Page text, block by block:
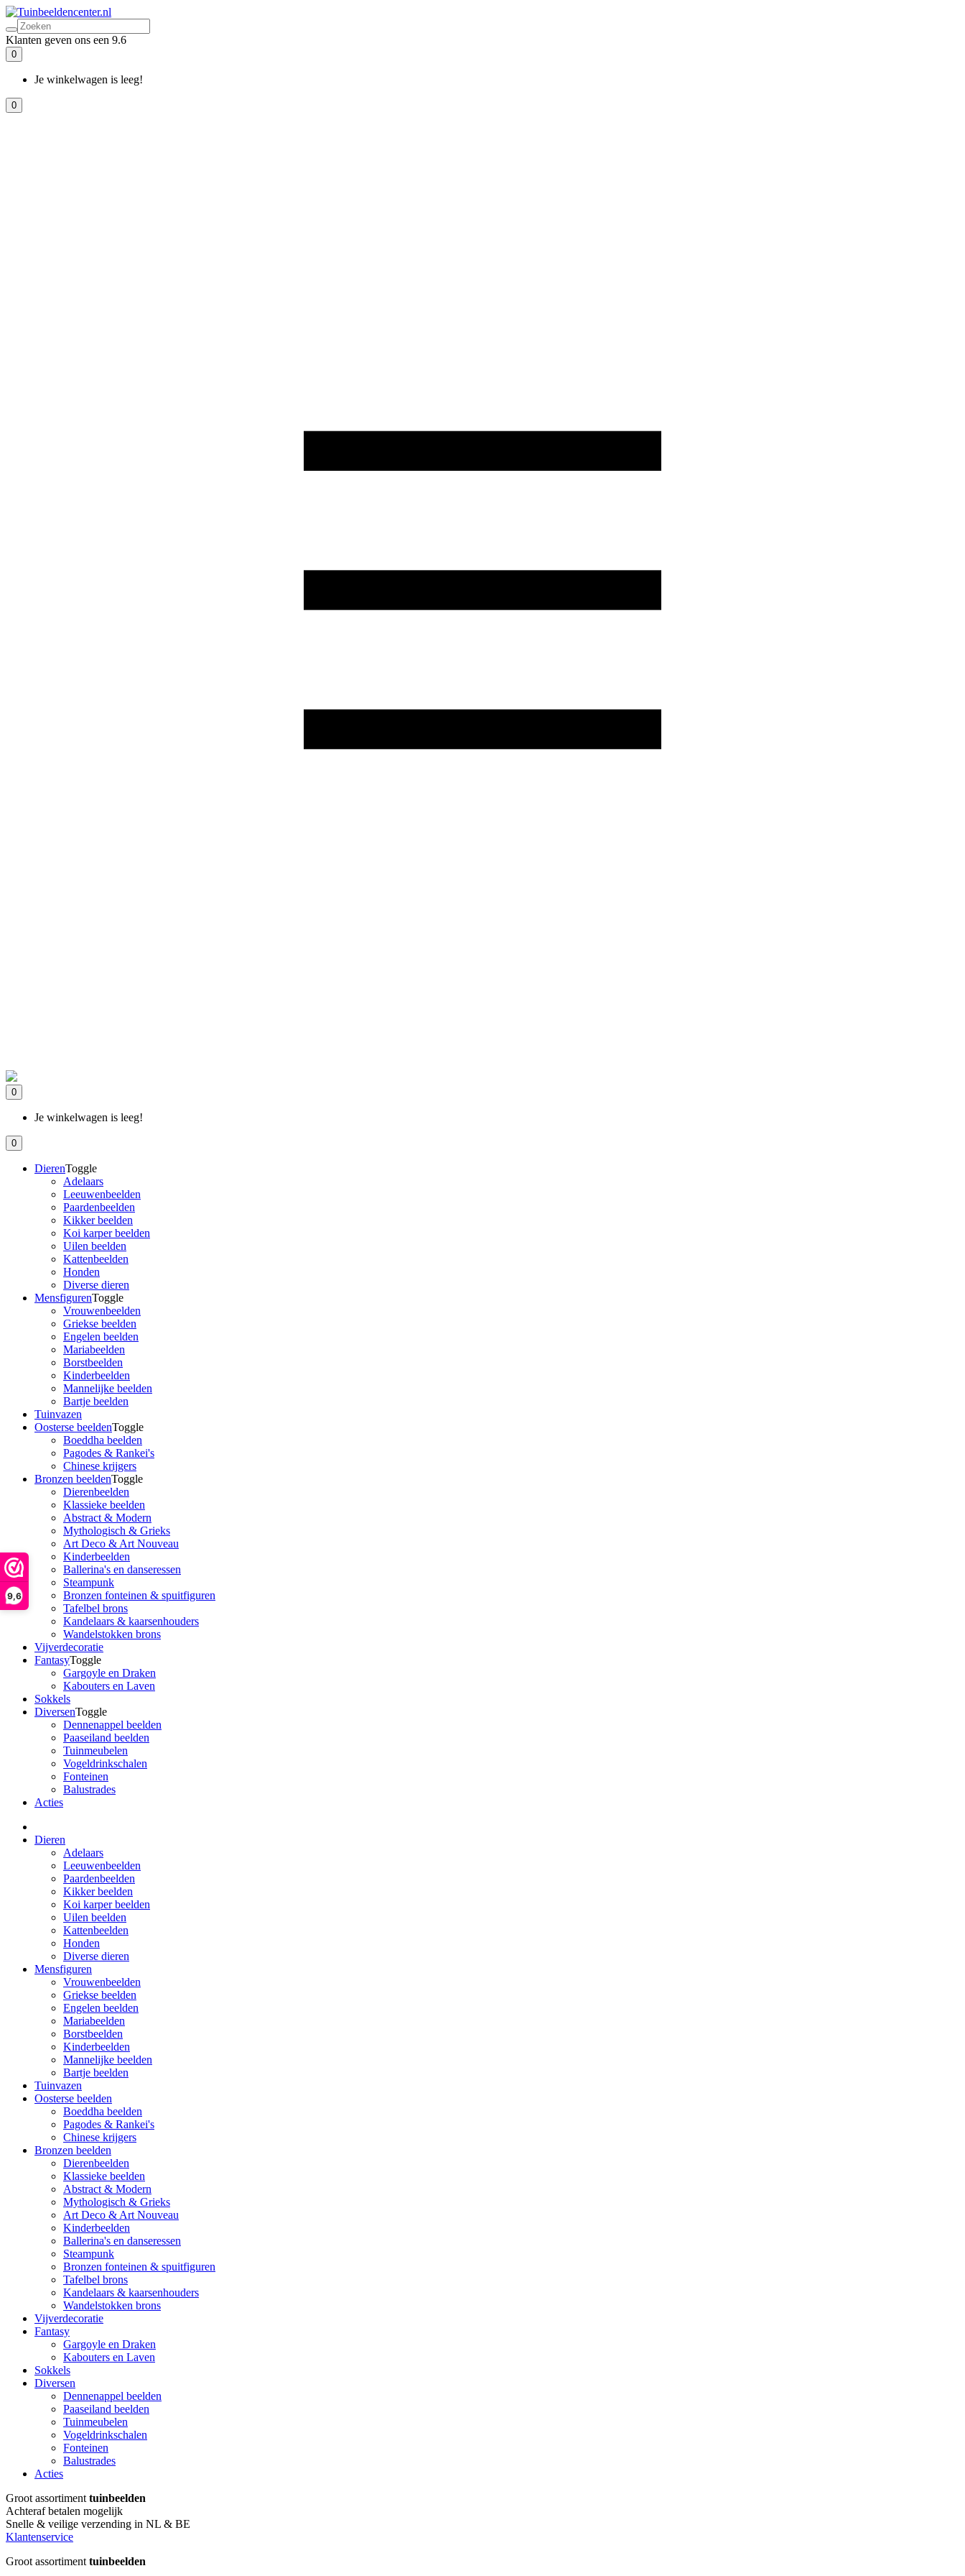
9,6
Klanten geven ons een 9.6
0
Je winkelwagen is leeg!
0
0
Je winkelwagen is leeg!
0
DierenToggle
Adelaars
Leeuwenbeelden
Paardenbeelden
Kikker beelden
Koi karper beelden
Uilen beelden
Kattenbeelden
Honden
Diverse dieren
MensfigurenToggle
Vrouwenbeelden
Griekse beelden
Engelen beelden
Mariabeelden
Borstbeelden
Kinderbeelden
Mannelijke beelden
Bartje beelden
Tuinvazen
Oosterse beeldenToggle
Boeddha beelden
Pagodes & Rankei's
Chinese krijgers
Bronzen beeldenToggle
Dierenbeelden
Klassieke beelden
Abstract & Modern
Mythologisch & Grieks
Art Deco & Art Nouveau
Kinderbeelden
Ballerina's en danseressen
Steampunk
Bronzen fonteinen & spuitfiguren
Tafelbel brons
Kandelaars & kaarsenhouders
Wandelstokken brons
Vijverdecoratie
FantasyToggle
Gargoyle en Draken
Kabouters en Laven
Sokkels
DiversenToggle
Dennenappel beelden
Paaseiland beelden
Tuinmeubelen
Vogeldrinkschalen
Fonteinen
Balustrades
Acties
Dieren
Adelaars
Leeuwenbeelden
Paardenbeelden
Kikker beelden
Koi karper beelden
Uilen beelden
Kattenbeelden
Honden
Diverse dieren
Mensfiguren
Vrouwenbeelden
Griekse beelden
Engelen beelden
Mariabeelden
Borstbeelden
Kinderbeelden
Mannelijke beelden
Bartje beelden
Tuinvazen
Oosterse beelden
Boeddha beelden
Pagodes & Rankei's
Chinese krijgers
Bronzen beelden
Dierenbeelden
Klassieke beelden
Abstract & Modern
Mythologisch & Grieks
Art Deco & Art Nouveau
Kinderbeelden
Ballerina's en danseressen
Steampunk
Bronzen fonteinen & spuitfiguren
Tafelbel brons
Kandelaars & kaarsenhouders
Wandelstokken brons
Vijverdecoratie
Fantasy
Gargoyle en Draken
Kabouters en Laven
Sokkels
Diversen
Dennenappel beelden
Paaseiland beelden
Tuinmeubelen
Vogeldrinkschalen
Fonteinen
Balustrades
Acties
Groot assortiment tuinbeelden
Achteraf betalen mogelijk
Snelle & veilige verzending in NL & BE
Klantenservice
Groot assortiment tuinbeelden